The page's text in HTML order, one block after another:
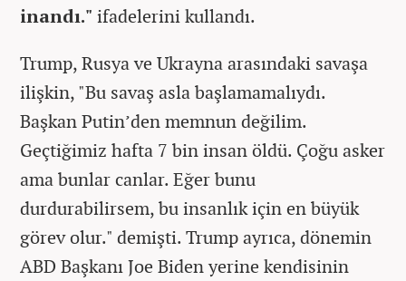
inandı." ifadelerini kullandı.
Trump, Rusya ve Ukrayna arasındaki savaşa
ilişkin, "Bu savaş asla başlamamalıydı.
Başkan Putin’den memnun değilim.
Geçtiğimiz hafta 7 bin insan öldü. Çoğu asker
ama bunlar canlar. Eğer bunu
durdurabilirsem, bu insanlık için en büyük
görev olur." demişti. Trump ayrıca, dönemin
ABD Başkanı Joe Biden yerine kendisinin